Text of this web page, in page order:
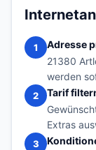
1
Adresse
21380
werden
2
Tarif
Extras
3